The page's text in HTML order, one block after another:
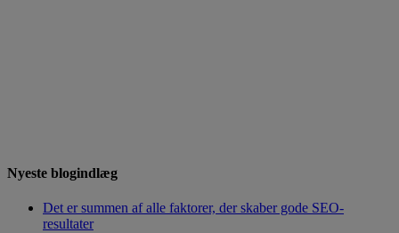
Nyeste blogindlæg
Det er summen af alle faktorer, der skaber gode SEO-
resultater